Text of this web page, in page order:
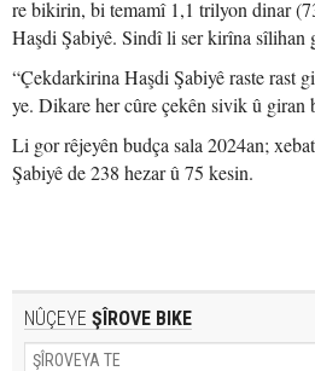
re bikirin, bi temamî 1,1 trilyon dinar
Haşdi Şabiyê. Sindî li ser kirîna sîlihan
“Çekdarkirina Haşdi Şabiyê raste rast
ye. Dikare her cûre çekên sivik û giran
Li gor rêjeyên budça sala 2024an;
Şabiyê de 238 hezar û 75 kesin.
NÛÇEYE ŞÎROVE BIKE